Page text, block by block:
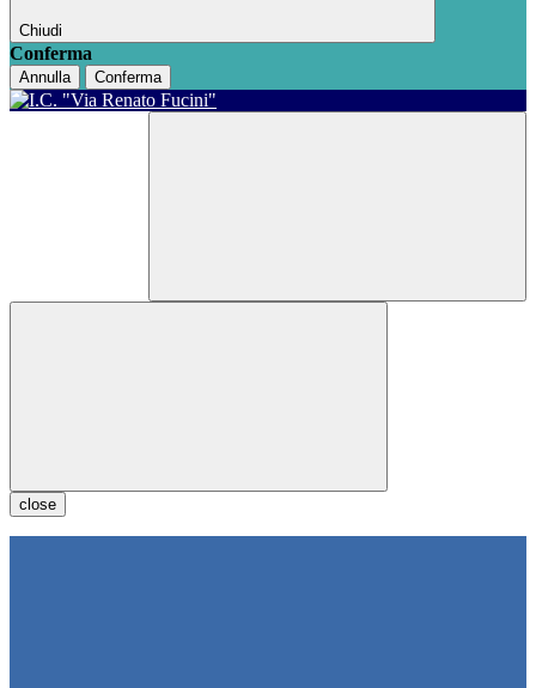
Chiudi
Conferma
Annulla Conferma
close